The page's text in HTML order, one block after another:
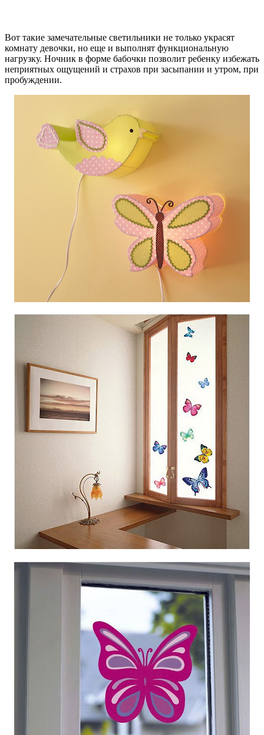
Вот такие замечательные светильники не только украсят
комнату девочки, но еще и выполнят функциональную
нагрузку. Ночник в форме бабочки позволит ребенку избежать
неприятных ощущений и страхов при засыпании и утром, при
пробуждении.